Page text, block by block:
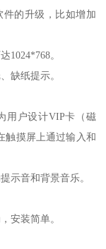
的升级，比如增加
1024*768。
缺纸提示。
用户设计VIP卡（磁
触摸屏上通过输入和
示音和背景音乐。
安装简单。